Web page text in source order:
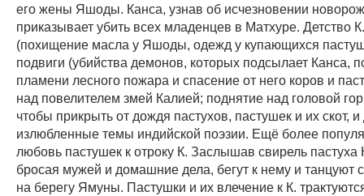
его жены Яшоды. Канса, узнав об исчезновении
приказывает убить всех младенцев в Матхуре. Детство
(похищение масла у Яшоды, одежд у купающихся
подвиги (убийства демонов, которых подсылает Канса,
пламени лесного пожара и спасение от него коров и
над повелителем змей Калией; поднятие над головой
чтобы прикрыть от дождя пастухов, пастушек и их скот, и
излюбленные темы индийской поэзии. Ещё более
любовь пастушек к отроку К. Заслышав свирель пастуха
бросая мужей и домашние дела, бегут к нему и танцуют
на берегу Ямуны. Пастушки и их влечение к К.